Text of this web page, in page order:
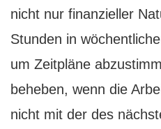
nicht nur finanzieller
Stunden in
um Zeitpläne
beheben, wenn die
nicht mit der des